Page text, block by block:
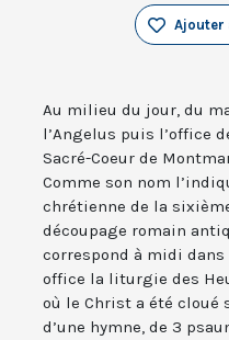
Ajouter
Au milieu du jour, du
l’Angelus puis l’office
Sacré-Coeur de
Comme son nom
chrétienne de la
découpage romain
correspond à midi
office la liturgie des
où le Christ a été cloué
d’une hymne, de 3